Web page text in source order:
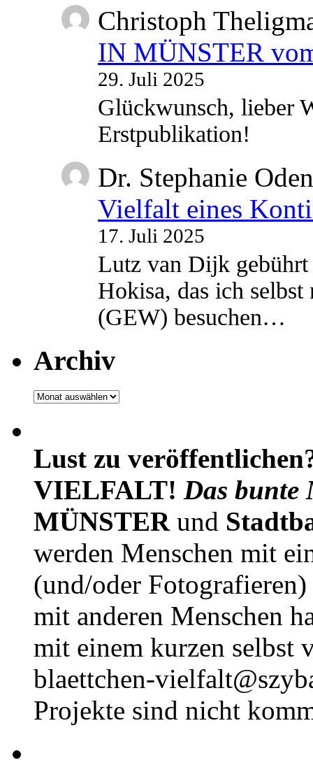
Christoph
IN MÜNSTER
29. Juli 2025
Glückwunsch, lieber
Erstpublikation!
Dr. Stephanie
Vielfalt eines
17. Juli 2025
Lutz van Dijk
Hokisa, das ich
(GEW) besuchen…
Archiv
Archiv
Lust zu
VIELFALT! Das bunte
MÜNSTERund
werden Menschen mit
(und/oder
mit anderen Menschen
mit einem kurzen selbst
blaettchen-
Projekte sind nicht